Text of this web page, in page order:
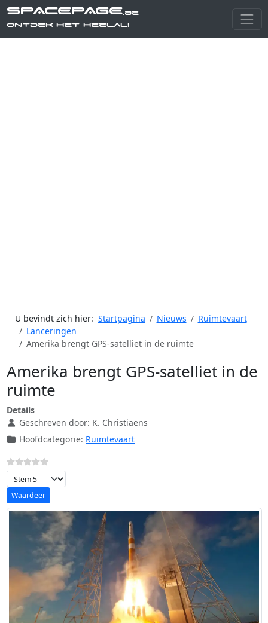
SPACEPAGE.be
Ontdek het heelal!
U bevindt zich hier: Startpagina Nieuws
Ruimtevaart
Lanceringen
Amerika brengt GPS-satelliet in de ruimte
Amerika brengt GPS-satelliet in de
ruimte
Details
Geschreven door: K. Christiaens
Hoofdcategorie: Ruimtevaart
Voeg waardering toe